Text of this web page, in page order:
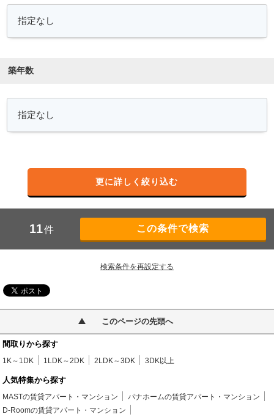
築年数
更に詳しく絞り込む
11件
検索条件を再設定する
このページの先頭へ
間取りから探す
1K～1DK 1LDK～2DK 2LDK～3DK 3DK以上
人気特集から探す
MASTの賃貸アパート・マンション
パナホームの賃貸アパート・マンション
D-Roomの賃貸アパート・マンション